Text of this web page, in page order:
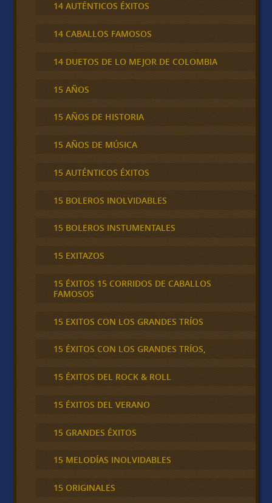
14 AUTÉNTICOS ÉXITOS
14 CABALLOS FAMOSOS
14 DUETOS DE LO MEJOR DE COLOMBIA
15 AÑOS
15 AÑOS DE HISTORIA
15 AÑOS DE MÚSICA
15 AUTÉNTICOS ÉXITOS
15 BOLEROS INOLVIDABLES
15 BOLEROS INSTUMENTALES
15 EXITAZOS
15 ÉXITOS 15 CORRIDOS DE CABALLOS
FAMOSOS
15 EXITOS CON LOS GRANDES TRÍOS
15 ÉXITOS CON LOS GRANDES TRÍOS,
15 ÉXITOS DEL ROCK & ROLL
15 ÉXITOS DEL VERANO
15 GRANDES ÉXITOS
15 MELODÍAS INOLVIDABLES
15 ORIGINALES